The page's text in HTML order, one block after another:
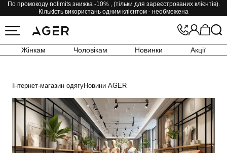
По промокоду nolimits знижка -10% , (тільки для зареєстрованих клієнтів).
Кількість використань одним клієнтом - необмежена
Жінкам Чоловікам Новинки Акції
Інтернет-магазин одягуНовини AGER